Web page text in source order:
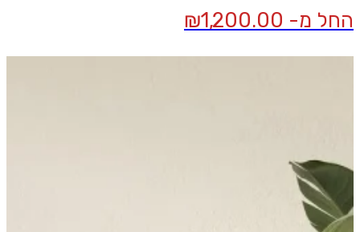
החל מ- ₪1,200.00